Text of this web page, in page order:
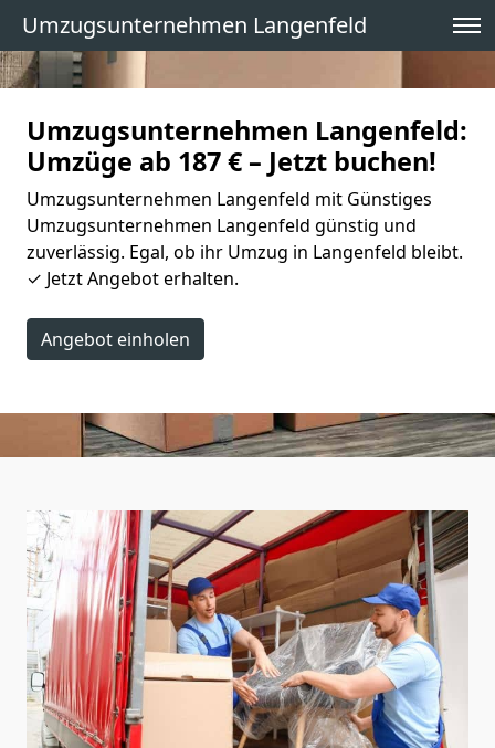
Umzugsunternehmen Langenfeld
Umzugsunternehmen Langenfeld:
Umzüge ab 187 € – Jetzt buchen!
Umzugsunternehmen Langenfeld mit Günstiges
Umzugsunternehmen Langenfeld günstig und
zuverlässig. Egal, ob ihr Umzug in Langenfeld bleibt.
✓ Jetzt Angebot erhalten.
Angebot einholen